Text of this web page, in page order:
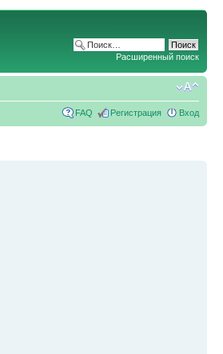
Расширенный поиск
FAQ Регистрация Вход